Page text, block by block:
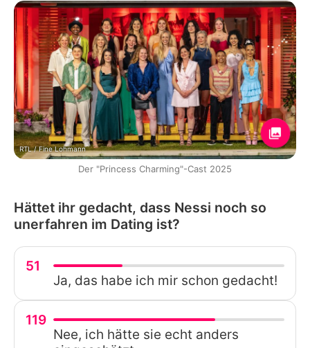
RTL / Fine Lohmann
Der "Princess Charming"-Cast 2025
Hättet ihr gedacht, dass Nessi noch so
unerfahren im Dating ist?
51
Ja, das habe ich mir schon gedacht!
119
Nee, ich hätte sie echt anders